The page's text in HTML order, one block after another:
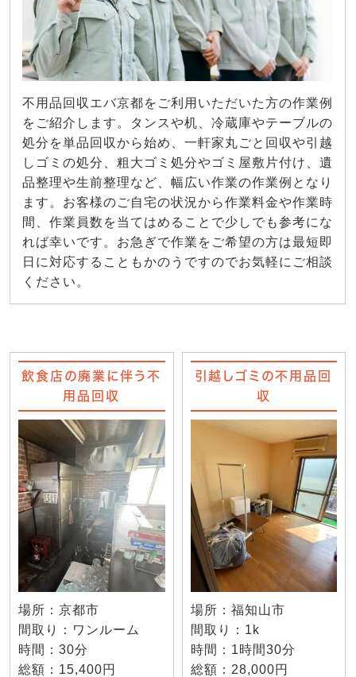
不用品回収エバ京都をご利用いただいた方の作業例
をご紹介します。タンスや机、冷蔵庫やテーブルの
処分を単品回収から始め、一軒家丸ごと回収や引越
しゴミの処分、粗大ゴミ処分やゴミ屋敷片付け、遺
品整理や生前整理など、幅広い作業の作業例となり
ます。お客様のご自宅の状況から作業料金や作業時
間、作業員数を当てはめることで少しでも参考にな
れば幸いです。お急ぎで作業をご希望の方は最短即
日に対応することもかのうですのでお気軽にご相談
ください。
飲食店の廃業に伴う不
用品回収
場所：京都市
間取り：ワンルーム
時間：30分
総額：15,400円
引越しゴミの不用品回
収
場所：福知山市
間取り：1k
時間：1時間30分
総額：28,000円